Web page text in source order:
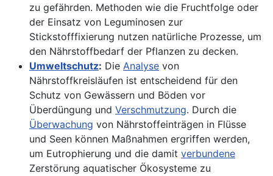
zu gefährden. Methoden wie die Fruchtfolge oder
der Einsatz von Leguminosen zur
Stickstofffixierung nutzen natürliche Prozesse, um
den Nährstoffbedarf der Pflanzen zu decken.
Umweltschutz: Die Analyse von
Nährstoffkreisläufen ist entscheidend für den
Schutz von Gewässern und Böden vor
Überdüngung und Verschmutzung. Durch die
Überwachung von Nährstoffeinträgen in Flüsse
und Seen können Maßnahmen ergriffen werden,
um Eutrophierung und die damit verbundene
Zerstörung aquatischer Ökosysteme zu